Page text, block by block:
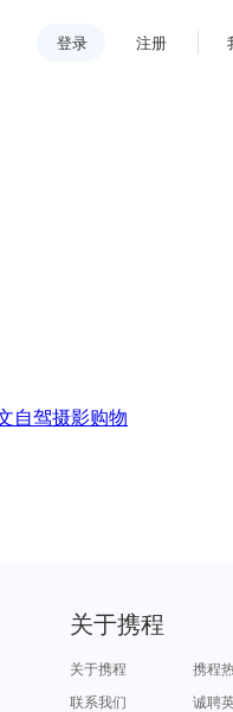
登录 注册
自驾摄影购物
关于携程
关于携程
携程
联系我们
诚聘